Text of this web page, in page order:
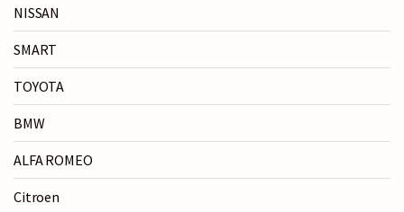
NISSAN
SMART
TOYOTA
BMW
ALFA ROMEO
Citroen